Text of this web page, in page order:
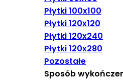
Płytki 100x100
Płytki 120x120
Płytki 120x240
Płytki 120x280
Pozostałe
Sposób